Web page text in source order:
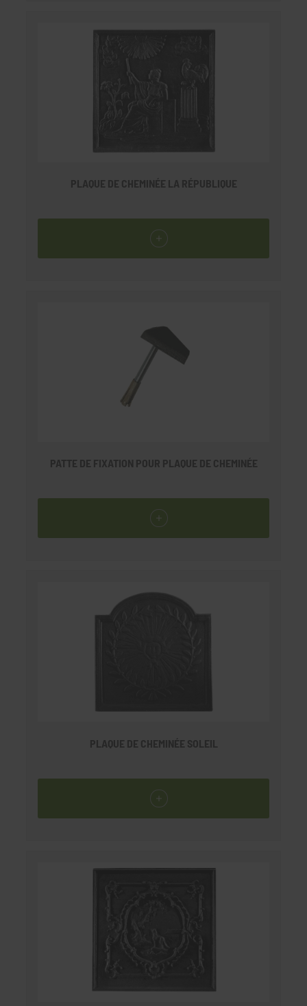
PLAQUE DE CHEMINÉE LA RÉPUBLIQUE
PATTE DE FIXATION POUR PLAQUE DE CHEMINÉE
PLAQUE DE CHEMINÉE SOLEIL